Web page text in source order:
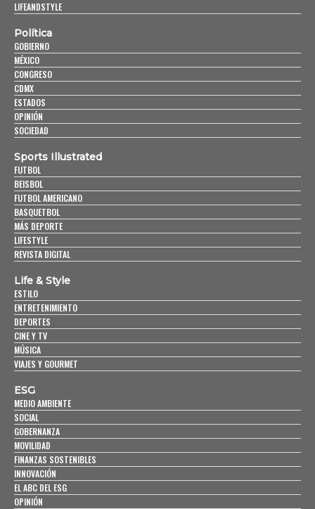
LIFEANDSTYLE
Política
GOBIERNO
MÉXICO
CONGRESO
CDMX
ESTADOS
OPINIÓN
SOCIEDAD
Sports Illustrated
FUTBOL
BEISBOL
FUTBOL AMERICANO
BASQUETBOL
MÁS DEPORTE
LIFESTYLE
REVISTA DIGITAL
Life & Style
ESTILO
ENTRETENIMIENTO
DEPORTES
CINE Y TV
MÚSICA
VIAJES Y GOURMET
ESG
MEDIO AMBIENTE
SOCIAL
GOBERNANZA
MOVILIDAD
FINANZAS SOSTENIBLES
INNOVACIÓN
EL ABC DEL ESG
OPINIÓN